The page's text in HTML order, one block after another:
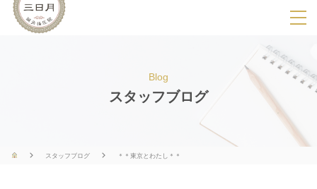
SPメニ
ー
展
用
ボ
Blog
スタッフブログ
スタッフブログ ＊＊東京とわたし＊＊